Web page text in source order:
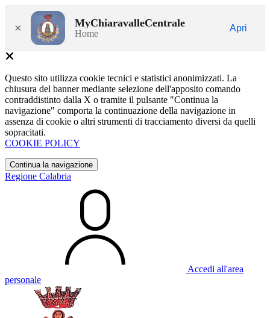
× MyChiaravalleCentrale
Home
Apri
Questo sito utilizza cookie tecnici e statistici anonimizzati. La
chiusura del banner mediante selezione dell'apposito comando
contraddistinto dalla X o tramite il pulsante "Continua la
navigazione" comporta la continuazione della navigazione in
assenza di cookie o altri strumenti di tracciamento diversi da quelli
sopracitati.
COOKIE POLICY
Continua la navigazione
Regione Calabria
Accedi all'area
personale